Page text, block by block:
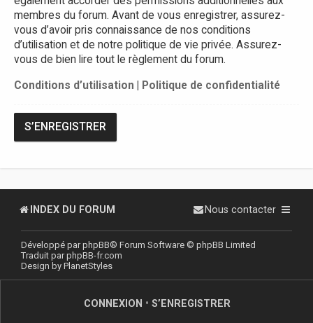
membres du forum. Avant de vous enregistrer, assurez-
vous d’avoir pris connaissance de nos conditions
d’utilisation et de notre politique de vie privée. Assurez-
vous de bien lire tout le règlement du forum.
Conditions d’utilisation Politique de confidentialité
S’ENREGISTRER
INDEX DU FORUM Nous contacter
Développé parphpBB® Forum Software © phpBB Limited
Traduit parphpBB-fr.com
Design by PlanetStyles
CONNEXION • S’ENREGISTRER